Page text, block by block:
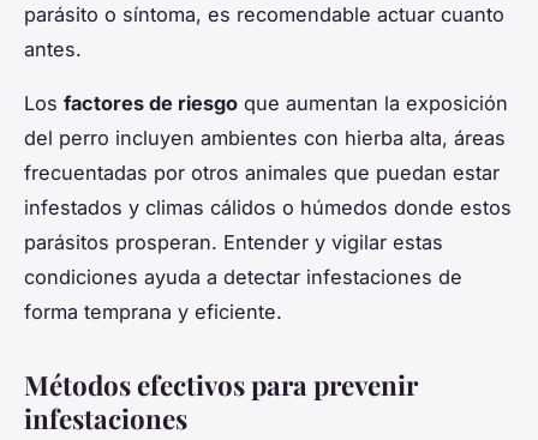
parásito o síntoma, es recomendable actuar cuanto
antes.
Los factores de riesgo que aumentan la exposición
del perro incluyen ambientes con hierba alta, áreas
frecuentadas por otros animales que puedan estar
infestados y climas cálidos o húmedos donde estos
parásitos prosperan. Entender y vigilar estas
condiciones ayuda a detectar infestaciones de
forma temprana y eficiente.
Métodos efectivos para prevenir
infestaciones